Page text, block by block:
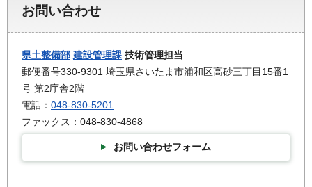
お問い合わせ
県土整備部 建設管理課 技術管理担当
郵便番号330-9301 埼玉県さいたま市浦和区高砂三丁目15番1
号 第2庁舎2階
電話： 048-830-5201
ファックス：048-830-4868
お問い合わせフォーム